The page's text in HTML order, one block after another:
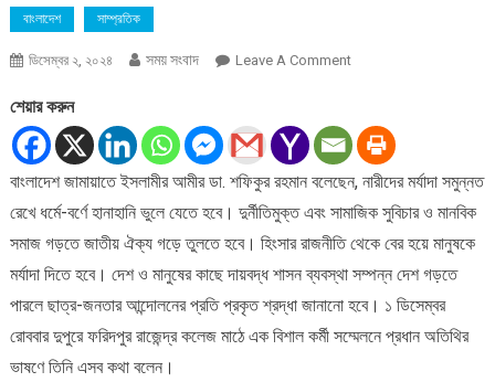
বাংলাদেশ সাম্প্রতিক
ডিসেম্বর ২, ২০২৪ সময় সংবাদ Leave A CommentOn
লীগের
সকল
হত্যা
ও
নির্যাতনের
:
ডা.
শেয়ার করুন
বাংলাদেশ জামায়াতে ইসলামীর আমীর ডা. শফিকুর রহমান বলেছেন, নারীদের মর্যাদা সমুন্নত
রেখে ধর্মে-বর্ণে হানাহানি ভুলে যেতে হবে। দুর্নীতিমুক্ত এবং সামাজিক সুবিচার ও মানবিক
সমাজ গড়তে জাতীয় ঐক্য গড়ে তুলতে হবে। হিংসার রাজনীতি থেকে বের হয়ে মানুষকে
মর্যাদা দিতে হবে। দেশ ও মানুষের কাছে দায়বদ্ধ শাসন ব্যবস্থা সম্পন্ন দেশ গড়তে
পারলে ছাত্র-জনতার আন্দোলনের প্রতি প্রকৃত শ্রদ্ধা জানানো হবে। ১ ডিসেম্বর
রোববার দুপুরে ফরিদপুর রাজেন্দ্র কলেজ মাঠে এক বিশাল কর্মী সম্মেলনে প্রধান অতিথির
ভাষণে তিনি এসব কথা বলেন।